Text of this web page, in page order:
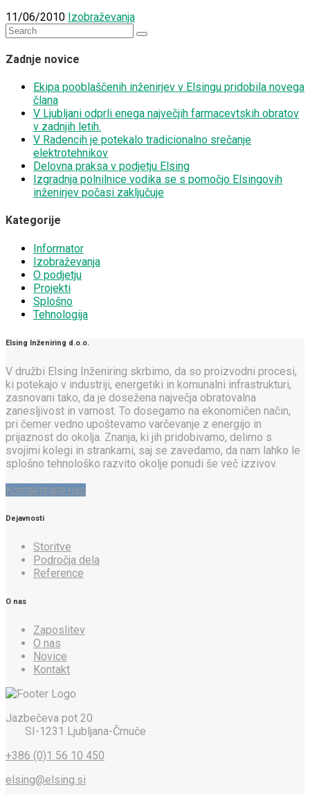
11/06/2010 Izobraževanja
Search
for:
Zadnje novice
Ekipa pooblaščenih inženirjev v Elsingu pridobila novega
člana
V Ljubljani odprli enega največjih farmacevtskih obratov
v zadnjih letih.
V Radencih je potekalo tradicionalno srečanje
elektrotehnikov
Delovna praksa v podjetju Elsing
Izgradnja polnilnice vodika se s pomočjo Elsingovih
inženirjev počasi zaključuje
Kategorije
Informator
Izobraževanja
O podjetju
Projekti
Splošno
Tehnologija
Elsing Inženiring d.o.o.
V družbi Elsing Inženiring skrbimo, da so proizvodni procesi,
ki potekajo v industriji, energetiki in komunalni infrastrukturi,
zasnovani tako, da je dosežena največja obratovalna
zanesljivost in varnost. To dosegamo na ekonomičen način,
pri čemer vedno upoštevamo varčevanje z energijo in
prijaznost do okolja. Znanja, ki jih pridobivamo, delimo s
svojimi kolegi in strankami, saj se zavedamo, da nam lahko le
splošno tehnološko razvito okolje ponudi še več izzivov.
Kontaktirajte nas
Dejavnosti
Storitve
Področja dela
Reference
O nas
Zaposlitev
O nas
Novice
Kontakt
Jazbečeva pot 20
SI-1231 Ljubljana-Črnuče
+386 (0)1 56 10 450
elsing@elsing.si